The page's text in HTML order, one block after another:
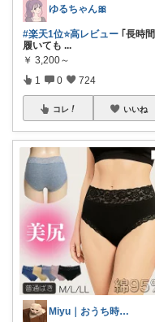
ゆるちゃん🎀
#楽天1位⭐️高レビュー ｢長時間
履いても ...
￥ 3,200～
1 0 724
コレ いいね
Miyu｜おうち時間の小さな幸せ🌸